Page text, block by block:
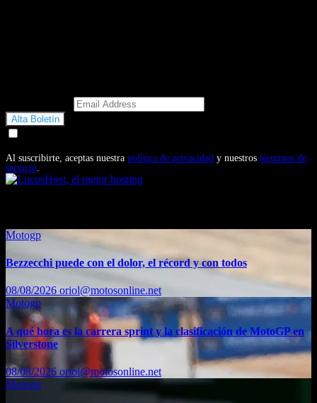
Al suscribirte, aceptas nuestra política de privacidad y nuestros términos de
servicio.
Motogp
Bezzecchi puede con el dolor, el récord y con todos
08/08/2026 oriol@motosonline.net
Motogp
A qué hora es la carrera sprint y la clasificación de MotoGP en
Silverstone
08/08/2026 oriol@motosonline.net
Motogp